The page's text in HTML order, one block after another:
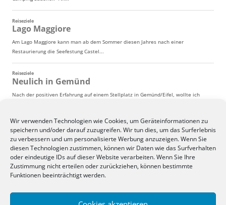
Wir verwenden Technologien wie Cookies, um Geräteinformationen zu
speichern und/oder darauf zuzugreifen. Wir tun dies, um das Surferlebnis
zu verbessern und um personalisierte Werbung anzuzeigen. Wenn Sie
diesen Technologien zustimmen, können wir Daten wie das Surfverhalten
oder eindeutige IDs auf dieser Website verarbeiten. Wenn Sie Ihre
Zustimmung nicht erteilen oder zurückziehen, können bestimmte
Funktionen beeinträchtigt werden.